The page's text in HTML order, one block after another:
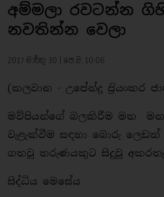
අම්මලා රවටන්න
නවතින්න වෙලා
2017 මාර්තු 30 | පෙ.ව. 10:06
(කලවාන - උපේන්ද්‍ර ප‍්‍රියංකර
මව්පියන්ගේ බලකිරීම මත
වැළැක්වීම සඳහා බොරු
ගතවූ තරුණයකුට සිදුවූ
සිද්ධිය මෙසේය